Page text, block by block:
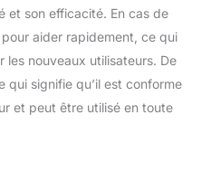
offre d'excellentes
et une
de conduite
【Possibilités
illimitées】
vélo électrique
et son efficacité. En cas de
aider rapidement, ce qui
nouveaux utilisateurs. De
qui signifie qu’il est conforme
et peut être utilisé en toute